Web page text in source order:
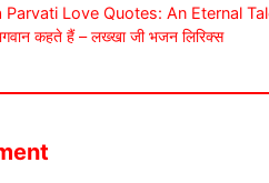
Love Quotes: An Eternal
कहते हैं – लख्खा जी भजन लिरिक्स